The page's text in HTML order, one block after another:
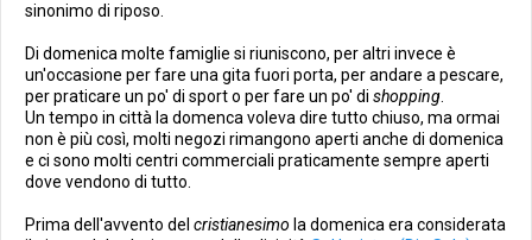
sinonimo di riposo.
Di domenica molte famiglie si riuniscono, per altri invece è
un'occasione per fare una gita fuori porta, per andare a pescare,
per praticare un po' di sport o per fare un po' di shopping
Un tempo in città la domenca voleva dire tutto chiuso, ma ormai
non è più così, molti negozi rimangono aperti anche di domenica
e ci sono molti centri commerciali praticamente sempre aperti
dove vendono di tutto.
Prima dell'avvento del cristianesimo la domenica era considerata